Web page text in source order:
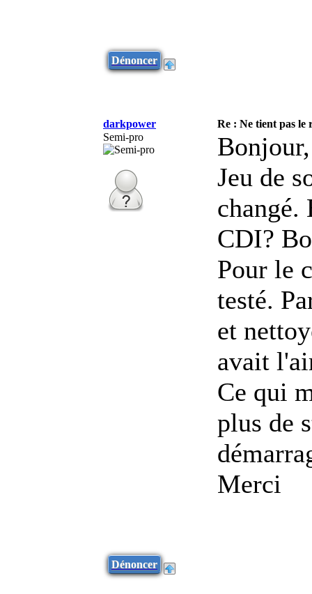
Dénoncer
darkpower
Re : Ne tient pas le
Semi-pro
Bonjour,
Jeu de
changé.
CDI?
Pour le
testé.
et
avait
Ce qui
plus de
Merci
Dénoncer